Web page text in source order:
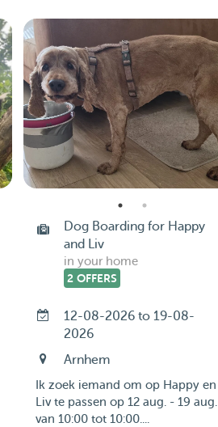
Dog Boarding for Happy
and Liv
in your home
2 OFFERS
12-08-2026 to 19-08-
2026
Arnhem
Ik zoek iemand om op Happy en
Liv te passen op 12 aug. - 19 aug.
van 10:00 tot 10:00....